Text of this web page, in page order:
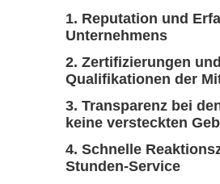
Reputation und
Unternehmens
Zertifizierungen und
Qualifikationen der
Transparenz bei
keine versteckten
Schnelle
Stunden-Service